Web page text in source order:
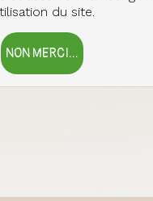
du site.
NON MERCI...
LE CONSENTEMENT